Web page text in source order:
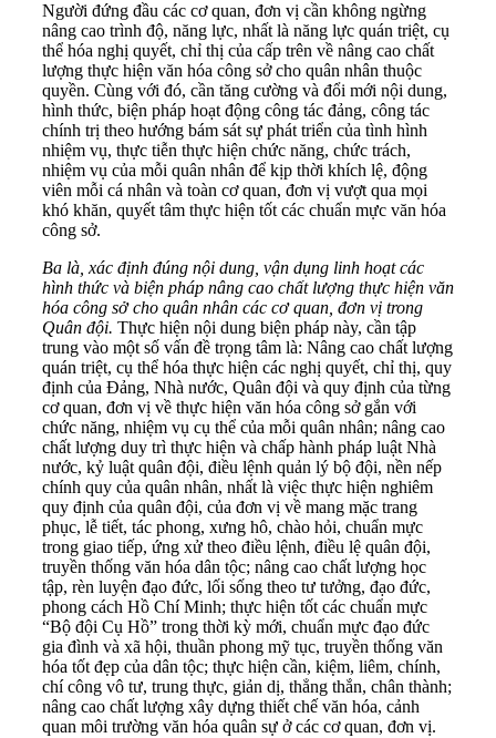
Người đứng đầu các cơ quan, đơn vị cần không ngừng
nâng cao trình độ, năng lực, nhất là năng lực quán triệt, cụ
thể hóa nghị quyết, chỉ thị của cấp trên về nâng cao chất
lượng thực hiện văn hóa công sở cho quân nhân thuộc
quyền. Cùng với đó, cần tăng cường và đổi mới nội dung,
hình thức, biện pháp hoạt động công tác đảng, công tác
chính trị theo hướng bám sát sự phát triển của tình hình
nhiệm vụ, thực tiễn thực hiện chức năng, chức trách,
nhiệm vụ của mỗi quân nhân để kịp thời khích lệ, động
viên mỗi cá nhân và toàn cơ quan, đơn vị vượt qua mọi
khó khăn, quyết tâm thực hiện tốt các chuẩn mực văn hóa
công sở.
Ba là, xác định đúng nội dung, vận dụng linh hoạt các
hình thức và biện pháp nâng cao chất lượng thực hiện văn
hóa công sở cho quân nhân các cơ quan, đơn vị trong
Quân đội. Thực hiện nội dung biện pháp này, cần tập
trung vào một số vấn đề trọng tâm là: Nâng cao chất lượng
quán triệt, cụ thể hóa thực hiện các nghị quyết, chỉ thị, quy
định của Đảng, Nhà nước, Quân đội và quy định của từng
cơ quan, đơn vị về thực hiện văn hóa công sở gắn với
chức năng, nhiệm vụ cụ thể của mỗi quân nhân; nâng cao
chất lượng duy trì thực hiện và chấp hành pháp luật Nhà
nước, kỷ luật quân đội, điều lệnh quản lý bộ đội, nền nếp
chính quy của quân nhân, nhất là việc thực hiện nghiêm
quy định của quân đội, của đơn vị về mang mặc trang
phục, lễ tiết, tác phong, xưng hô, chào hỏi, chuẩn mực
trong giao tiếp, ứng xử theo điều lệnh, điều lệ quân đội,
truyền thống văn hóa dân tộc; nâng cao chất lượng học
tập, rèn luyện đạo đức, lối sống theo tư tưởng, đạo đức,
phong cách Hồ Chí Minh; thực hiện tốt các chuẩn mực
“Bộ đội Cụ Hồ” trong thời kỳ mới, chuẩn mực đạo đức
gia đình và xã hội, thuần phong mỹ tục, truyền thống văn
hóa tốt đẹp của dân tộc; thực hiện cần, kiệm, liêm, chính,
chí công vô tư, trung thực, giản dị, thẳng thắn, chân thành;
nâng cao chất lượng xây dựng thiết chế văn hóa, cảnh
quan môi trường văn hóa quân sự ở các cơ quan, đơn vị.